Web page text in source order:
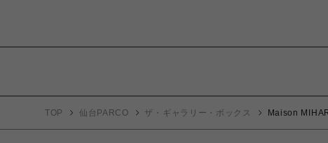
TOP 仙台PARCO ザ・ギャラリー・ボックス Maison